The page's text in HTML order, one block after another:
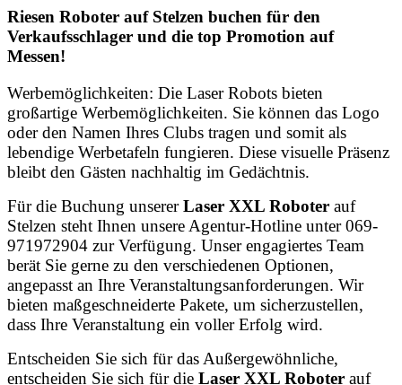
Riesen Roboter auf Stelzen buchen für den
Verkaufsschlager und die top Promotion auf
Messen!
Werbemöglichkeiten: Die Laser Robots bieten
großartige Werbemöglichkeiten. Sie können das Logo
oder den Namen Ihres Clubs tragen und somit als
lebendige Werbetafeln fungieren. Diese visuelle Präsenz
bleibt den Gästen nachhaltig im Gedächtnis.
Für die Buchung unsererLaser XXL Roboter auf
Stelzen steht Ihnen unsere Agentur-Hotline unter 069-
971972904 zur Verfügung. Unser engagiertes Team
berät Sie gerne zu den verschiedenen Optionen,
angepasst an Ihre Veranstaltungsanforderungen. Wir
bieten maßgeschneiderte Pakete, um sicherzustellen,
dass Ihre Veranstaltung ein voller Erfolg wird.
Entscheiden Sie sich für das Außergewöhnliche,
entscheiden Sie sich für die Laser XXL Roboter auf